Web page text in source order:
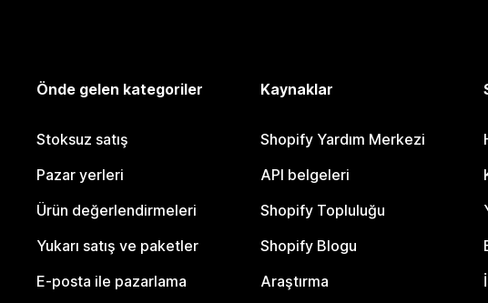
Önde gelen kategoriler
Stoksuz satış
Pazar yerleri
Ürün değerlendirmeleri
Yukarı satış ve paketler
E-posta ile pazarlama
Kaynaklar
Shopify Yardım Merkezi
API belgeleri
Shopify Topluluğu
Shopify Blogu
Araştırma